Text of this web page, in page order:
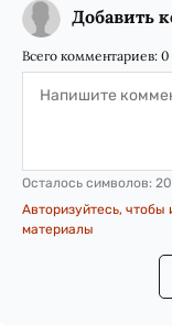
Добавить
Всего комментариев: 0
Осталось символов:
Авторизуйтесь, чтобы
материалы